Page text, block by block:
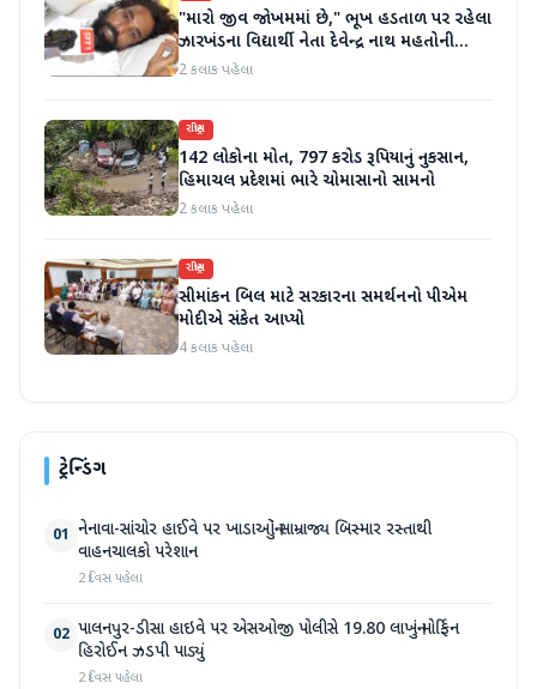
"મારો જીવ જોખમમાં છે," ભૂખ હડતાળ પર રહેલા
ઝારખંડના વિદ્યાર્થી નેતા દેવેન્દ્ર નાથ મહતોની
તબિયત ખરાબ
2 કલાક પહેલા
રાષ્ટ્રીય
142 લોકોના મોત, 797 કરોડ રૂપિયાનું નુકસાન,
હિમાચલ પ્રદેશમાં ભારે ચોમાસાનો સામનો
2 કલાક પહેલા
રાષ્ટ્રીય
સીમાંકન બિલ માટે સરકારના સમર્થનનો પીએમ
મોદીએ સંકેત આપ્યો
4 કલાક પહેલા
ટ્રેન્ડિંગ
01 નેનાવા-સાંચોર હાઈવે પર ખાડાઓનું સામ્રાજ્ય બિસ્માર રસ્તાથી
વાહનચાલકો પરેશાન
2 દિવસ પહેલા
02 પાલનપુર-ડીસા હાઇવે પર એસઓજી પોલીસે 19.80 લાખનું મોર્ફિન
હિરોઈન ઝડપી પાડ્યું
2 દિવસ પહેલા